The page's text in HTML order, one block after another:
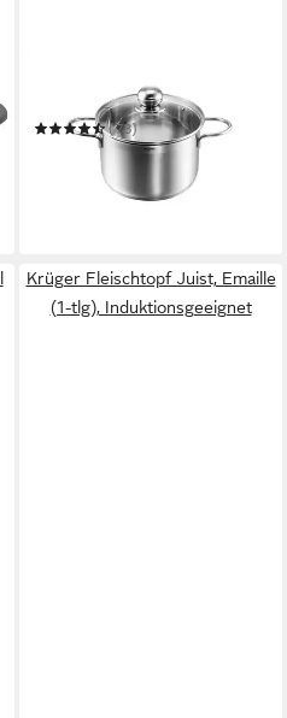
Fleischtopf Josie 16 cm
(73)
UVP 39,90 €
in 3-4 Werktagen bei dir
Krüger Fleischtopf Juist, Emaille
(1-tlg), Induktionsgeeignet